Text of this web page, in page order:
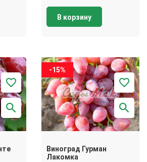
В корзину
-15%
Виноград Гурман
Лакомка